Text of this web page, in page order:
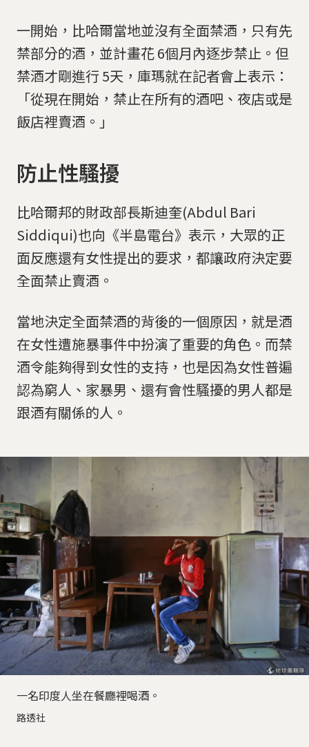
一開始，比哈爾當地並沒有全面禁酒，只有先
禁部分的酒，並計畫花 6個月內逐步禁止。但
禁酒才剛進行 5天，庫瑪就在記者會上表示：
「從現在開始，禁止在所有的酒吧、夜店或是
飯店裡賣酒。」
防止性騷擾
比哈爾邦的財政部長斯迪奎(Abdul Bari
Siddiqui)也向《半島電台》表示，大眾的正
面反應還有女性提出的要求，都讓政府決定要
全面禁止賣酒。
當地決定全面禁酒的背後的一個原因，就是酒
在女性遭施暴事件中扮演了重要的角色。而禁
酒令能夠得到女性的支持，也是因為女性普遍
認為窮人、家暴男、還有會性騷擾的男人都是
跟酒有關係的人。
一名印度人坐在餐廳裡喝酒。
路透社